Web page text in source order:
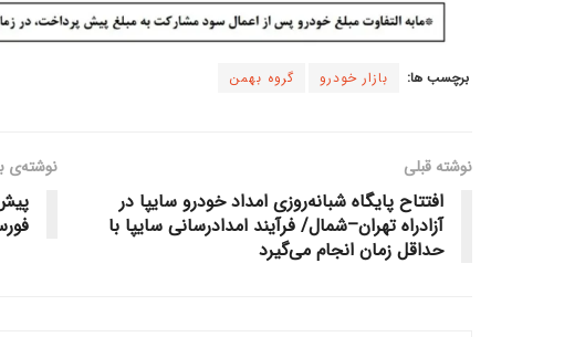
برچسب ها: بازار خودرو گروه بهمن
نوشته قبلی
افتتاح پایگاه شبانه‌روزی امداد خودرو سایپا در
آزادراه تهران–شمال/ فرآیند امدادرسانی سایپا با
حداقل زمان انجام می‌گیرد
نوشته‌ی
فورس 8.5 تن و امپاور 19